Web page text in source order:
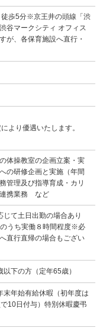
歩5分※京王井の頭線「渋
谷マークシティ オフィス
が、各保育施設へ直行・
より優遇いたします。
体操教室の企画立案・実
の研修企画と実施（年間
管理及び指導育成・カリ
連携業務 など
て土日出勤の場合あり
うち実働８時間程度※必
直行直帰の場合もござい
下の方（定年65歳）
年始有給休暇（初年度は
10日付与）特別休暇慶弔